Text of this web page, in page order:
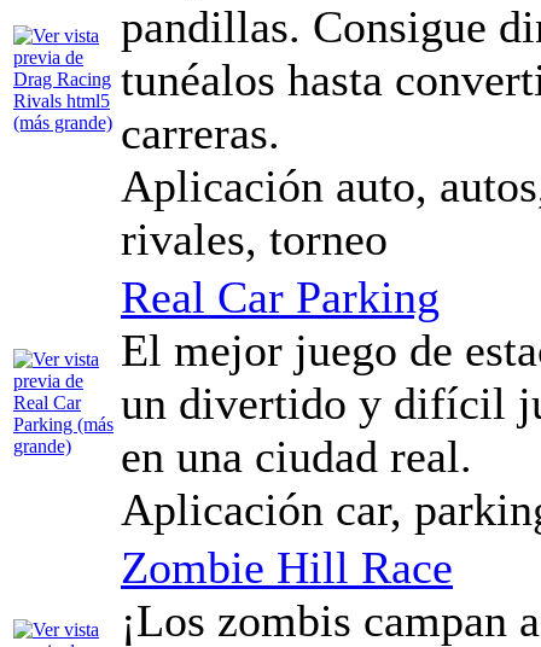
pandillas. Consigue
tunéalos hasta
carreras.
Aplicación auto,
rivales, torneo
Real Car Parking
El mejor juego de
un divertido y difícil
en una ciudad real.
Aplicación car,
Zombie Hill Race
¡Los zombis campan